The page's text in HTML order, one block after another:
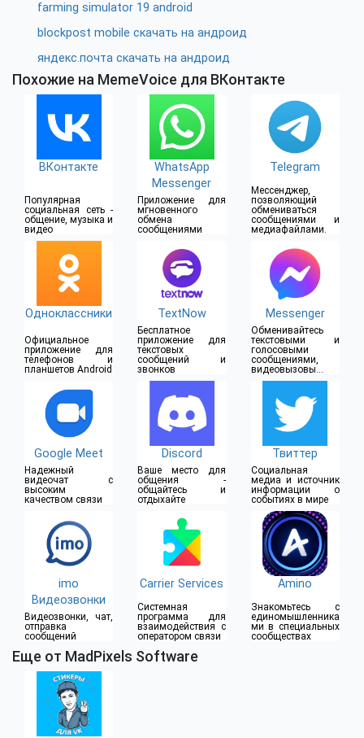
farming simulator 19 android
blockpost mobile скачать на андроид
яндекс.почта скачать на андроид
Похожие на MemeVoice для ВКонтакте
ВКонтакте
Популярная
социальная сеть -
общение, музыка и
видео
WhatsApp
Messenger
Приложение для
мгновенного
обмена
сообщениями
Telegram
Мессенджер,
позволяющий
обмениваться
сообщениями и
медиафайлами.
Одноклассники
Официальное
приложение для
телефонов и
планшетов Android
TextNow
Бесплатное
приложение для
текстовых
сообщений и
звонков
Messenger
Обменивайтесь
текстовыми и
голосовыми
сообщениями,
видеовызовы и
групповые
Google Meet
Надежный
видеочат с
высоким
качеством связи
Discord
Ваше место для
общения -
общайтесь и
отдыхайте
Твиттер
Социальная
медиа и источник
информации о
событиях в мире
imo
Видеозвонки
Видеозвонки, чат,
отправка
сообщений
Carrier Services
Системная
программа для
взаимодействия с
оператором связи
Amino
Знакомьтесь с
единомышленника
ми в специальных
сообществах
Еще от MadPixels Software